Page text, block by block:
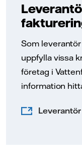
Som
uppfylla vissa
företag i
information